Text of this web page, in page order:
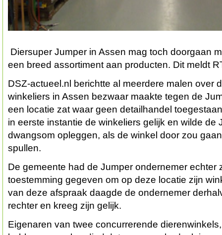
Diersuper Jumper in Assen mag toch doorgaan
een breed assortiment aan producten. Dit meldt
DSZ-actueel.nl berichtte al meerdere malen over
winkeliers in Assen bezwaar maakte tegen de
een locatie zat waar geen detailhandel
in eerste instantie de winkeliers gelijk en wilde de
dwangsom opleggen, als de winkel door zou
spullen.
De gemeente had de Jumper ondernemer echter
toestemming gegeven om op deze locatie zijn
van deze afspraak daagde de ondernemer
rechter en kreeg zijn gelijk.
Eigenaren van twee concurrerende